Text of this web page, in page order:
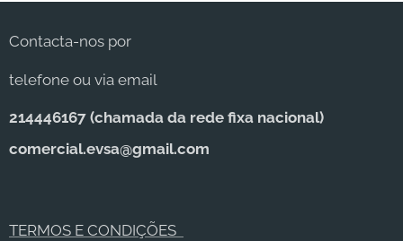
Contacta-nos por
telefone ou via email
214446167 (chamada da rede fixa nacional)
comercial.evsa@gmail.com
TERMOS E CONDIÇÕES